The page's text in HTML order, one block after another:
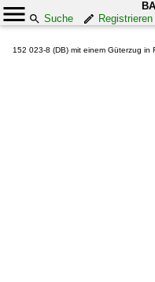
Suche
Registrieren
152 023-8 (DB) mit einem Güterzug